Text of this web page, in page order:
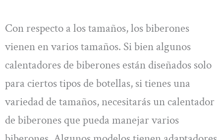
Con respecto a los tamaños, los biberones
vienen en varios tamaños. Si bien algunos
calentadores de biberones están diseñados solo
para ciertos tipos de botellas, si tienes una
variedad de tamaños, necesitarás un calentador
de biberones que pueda manejar varios